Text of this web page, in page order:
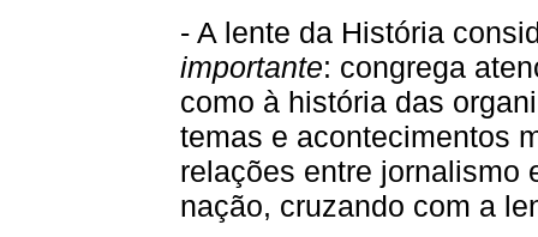
- A lente da História
importante: congrega
como à história das
temas e acontecimentos
relações entre jornalismo
nação, cruzando com a